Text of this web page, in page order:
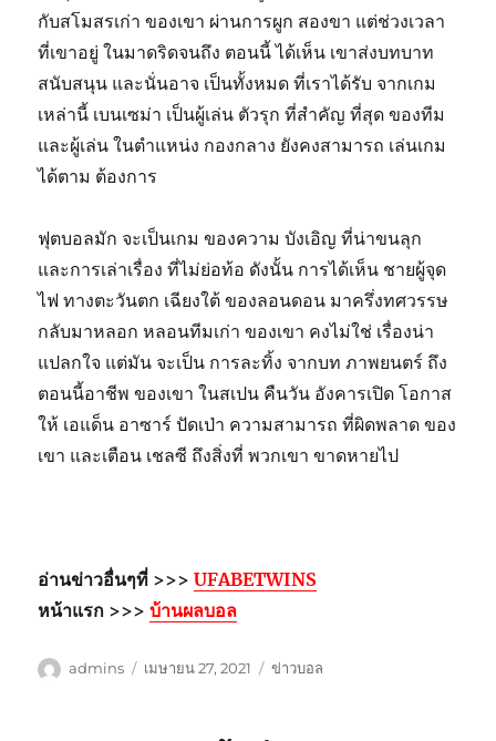
กับสโมสรเก่า ของเขา ผ่านการผูก สองขา แต่ช่วงเวลา
ที่เขาอยู่ ในมาดริดจนถึง ตอนนี้ ได้เห็น เขาส่งบทบาท
สนับสนุน และนั่นอาจ เป็นทั้งหมด ที่เราได้รับ จากเกม
เหล่านี้ เบนเซม่า เป็นผู้เล่น ตัวรุก ที่สำคัญ ที่สุด ของทีม
และผู้เล่นในตำแหน่ง กองกลาง ยังคงสามารถ เล่นเกม
ได้ตาม ต้องการ
ฟุตบอลมัก จะเป็นเกม ของความ บังเอิญ ที่น่าขนลุก
และการเล่าเรื่อง ที่ไม่ย่อท้อ ดังนั้น การได้เห็น ชายผู้จุด
ไฟ ทางตะวันตก เฉียงใต้ ของลอนดอน มาครึ่งทศวรรษ
กลับมาหลอก หลอนทีมเก่า ของเขา คงไม่ใช่ เรื่องน่า
แปลกใจ แต่มัน จะเป็น การละทิ้ง จากบท ภาพยนตร์ ถึง
ตอนนี้อาชีพ ของเขา ในสเปน คืนวัน อังคารเปิด โอกาส
ให้ เอแด็น อาซาร์ ปัดเป่า ความสามารถ ที่ผิดพลาด ของ
เขา และเตือน เชลซี ถึงสิ่งที่ พวกเขา ขาดหายไป
อ่านข่าวอื่นๆที่ >>>UFABETWINS
หน้าแรก >>>บ้านผลบอล
ผู้
admins
เขียน
เมษายน 27, 2021
หมวด
ข่าวบอล